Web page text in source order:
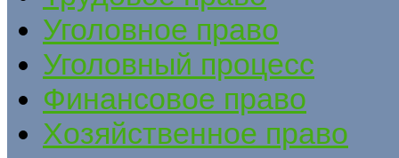
Уголовное право
Уголовный процесс
Финансовое право
Хозяйственное право